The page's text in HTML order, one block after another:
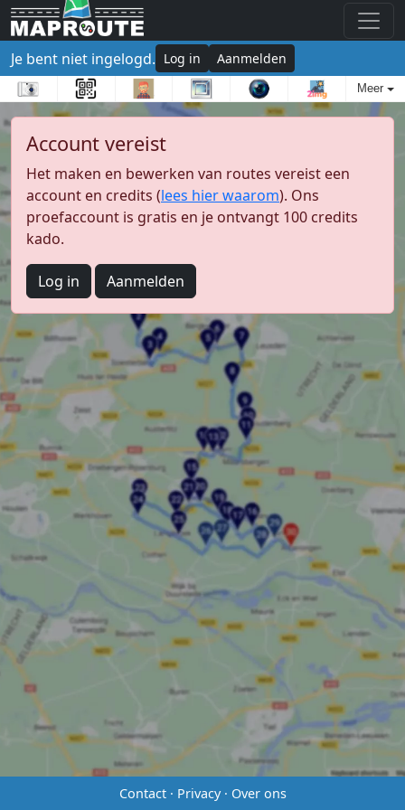
Je bent niet ingelogd. Log in Aanmelden
Meer
Account vereist
Het maken en bewerken van routes vereist een
account en credits (lees hier waarom). Ons
proefaccount is gratis en je ontvangt 100 credits
kado.
Log in Aanmelden
Contact· Privacy· Over ons